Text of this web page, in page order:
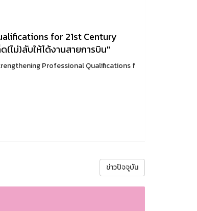
for 21st Century
(ไม่)ลับให้ได้งานสายการบิน"
Professional Qualifications f
ข่าวปัจจุบัน